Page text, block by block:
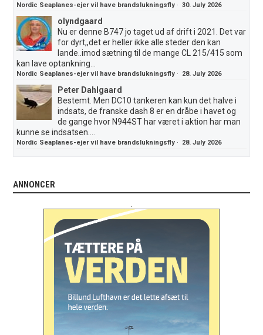
Nordic Seaplanes-ejer vil have brandslukningsfly ·30. July 2026
olyndgaard
Nu er denne B747 jo taget ud af drift i 2021. Det var
for dyrt,,det er heller ikke alle steder den kan
lande..imod sætning til de mange CL 215/415 som
kan lave optankning...
Nordic Seaplanes-ejer vil have brandslukningsfly · 28. July 2026
Peter Dahlgaard
Bestemt. Men DC10 tankeren kan kun det halve i
indsats, de franske dash 8 er en dråbe i havet og
de gange hvor N944ST har været i aktion har man
kunne se indsatsen....
Nordic Seaplanes-ejer vil have brandslukningsfly · 28. July 2026
ANNONCER